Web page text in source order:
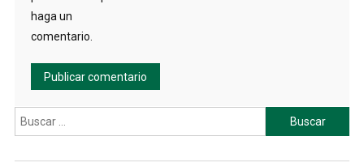
haga un
comentario.
Buscar: